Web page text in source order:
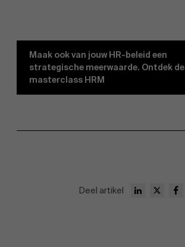
Maak ook van jouw HR-beleid een
strategische meerwaarde. Ontdek de
masterclass HRM
Deel artikel